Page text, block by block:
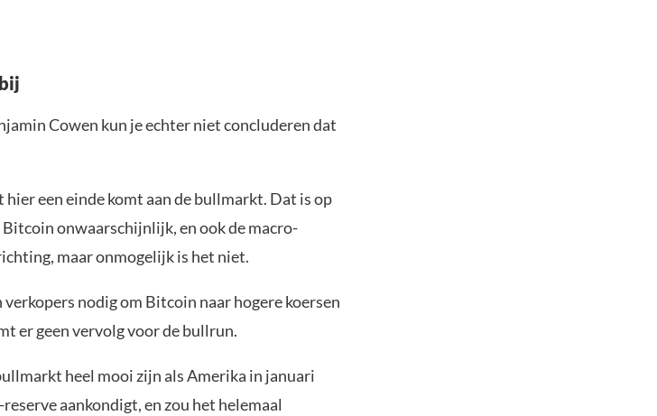
Cowen kun je echter niet concluderen dat
een einde komt aan de bullmarkt. Dat is op
Bitcoin onwaarschijnlijk, en ook de macro-
maar onmogelijk is het niet.
nodig om Bitcoin naar hogere koersen
er geen vervolg voor de bullrun.
heel mooi zijn als Amerika in januari
aankondigt, en zou het helemaal